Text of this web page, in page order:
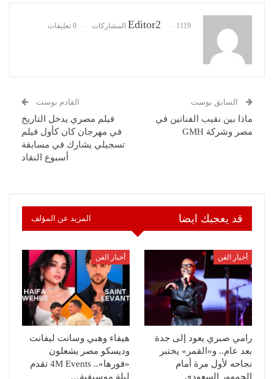
Editor2 1119 المشاركات 0 تعليقات
السابق بوست
ماذا بين نقيب الفنانين في
مصر وشركة GMH
القادم بوست
فيلم مصري يدخل التاريخ
في مهرجان كان كأول فيلم
تسجيلي يشارك في مسابقة
أسبوع النقاد
قد يعجبك ايضا المزيد عن المؤلف
أخبار الفن
رامي صبري يعود إلى جدة
بعد عام.. و«القمر» يختبر
نجاحه لأول مرة أمام
الجمهور السعودي
أخبار الفن
هيفاء وهبي وسانت ليفانت
وديسكو مصر يشعلون
«فورها».. 4M Events تقدم
ليلة موسيقية…